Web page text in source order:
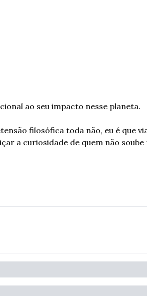
ao seu impacto nesse planeta.
filosófica toda não, eu é que
a curiosidade de quem não